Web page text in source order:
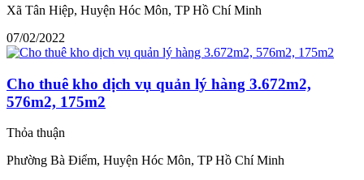
Xã Tân Hiệp, Huyện Hóc Môn, TP Hồ Chí Minh
07/02/2022
Cho thuê kho dịch vụ quản lý hàng 3.672m2,
576m2, 175m2
Thỏa thuận
Phường Bà Điểm, Huyện Hóc Môn, TP Hồ Chí Minh